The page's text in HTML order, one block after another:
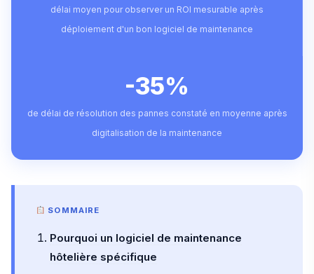
délai moyen pour observer un ROI mesurable après
déploiement d'un bon logiciel de maintenance
-35%
de délai de résolution des pannes constaté en moyenne après
digitalisation de la maintenance
SOMMAIRE
Pourquoi un logiciel de maintenance
hôtelière spécifique